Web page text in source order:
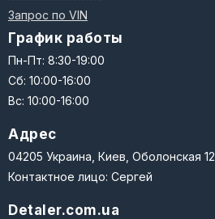
Запрос по VIN
График работы
Пн-Пт: 8:30-19:00
Сб: 10:00-16:00
Вс: 10:00-16:00
Адрес
04205 Украина, Киев, Оболонская 12
Контактное лицо: Сергей
Detaler.com.ua